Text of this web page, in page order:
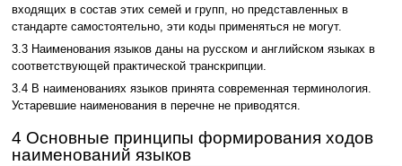
входящих в состав этих семей и групп, но представленных в
стандарте самостоятельно, эти коды применяться не могут.
3.3 Наименования языков даны на русском и английском языках в
соответствующей практической транскрипции.
3.4 В наименованиях языков принята современная терминология.
Устаревшие наименования в перечне не приводятся.
4 Основные принципы формирования ходов
наименований языков